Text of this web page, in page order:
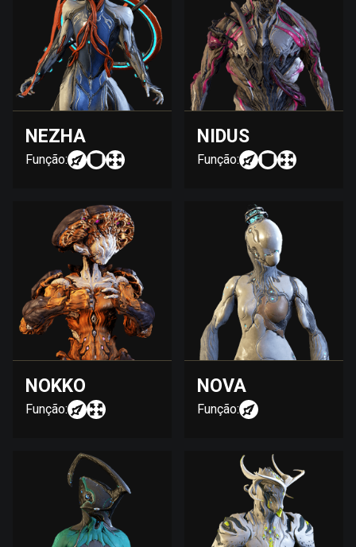
NEZHA
Função:
NIDUS
Função:
NOKKO
Função:
NOVA
Função: